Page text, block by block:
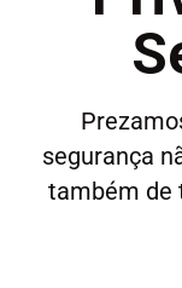
segurança
também de